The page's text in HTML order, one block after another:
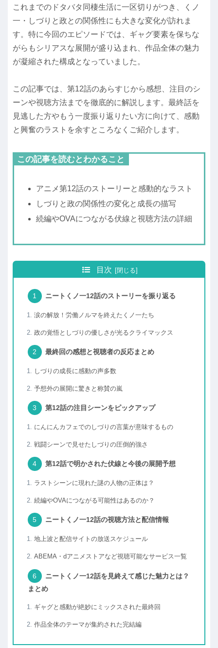
これまでのドタバタ同棲生活に一区切りがつき、くノ
一・しづりと政との関係性にも大きな変化が訪れま
す。特に今回のエピソードでは、ギャグ要素を保ちな
がらもシリアスな展開が盛り込まれ、作品全体の魅力
が凝縮された構成となっていました。
この記事では、第12話のあらすじから感想、注目のシ
ーンや視聴方法までを徹底的に解説します。最終話を
見逃した方やもう一度振り返りたい方に向けて、感動
と興奮のラストを余すところなくご紹介します。
この記事を読むとわかること
アニメ第12話のストーリーと感動的なラスト
しづりと政の関係性の変化と成長の描写
続編やOVAにつながる伏線と視聴方法の詳細
目次
ニートくノ一12話のストーリーを振り返る
涙の解放！労働ノルマを終えたくノ一たち
政の覚悟としづりの優しさが光るクライマックス
最終回の感想と視聴者の反応まとめ
しづりの成長に感動の声多数
予想外の展開に驚きと称賛の嵐
第12話の注目シーンをピックアップ
にんにんカフェでのしづりの言葉が意味するもの
戦闘シーンで見せたしづりの圧倒的強さ
第12話で明かされた伏線と今後の展開予想
ラストシーンに現れた謎の人物の正体は？
続編やOVAにつながる可能性はあるのか？
ニートくノ一12話の視聴方法と配信情報
地上波と配信サイトの放送スケジュール
ABEMA・dアニメストアなど視聴可能なサービス一覧
ニートくノ一12話を見終えて感じた魅力とは？
まとめ
ギャグと感動が絶妙にミックスされた最終回
作品全体のテーマが集約された完結編